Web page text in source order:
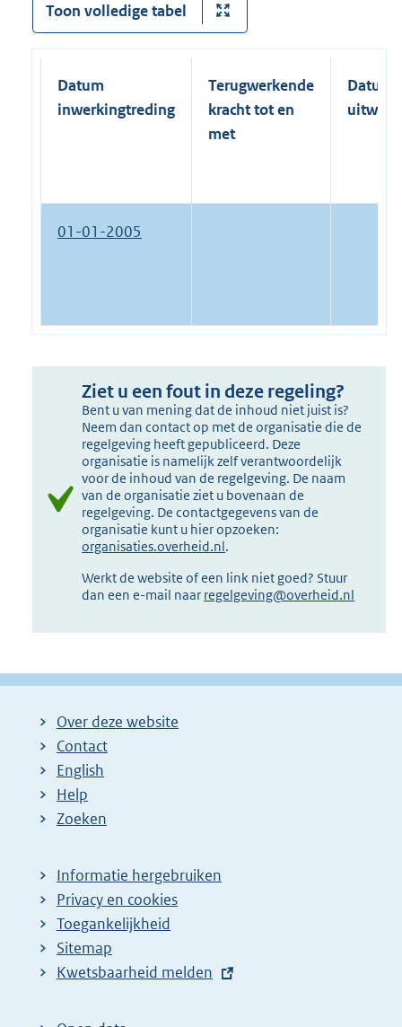
Toon volledige tabel
Datum
inwerkingtreding
Terugwerkende
kracht tot en
met
Datum
01-01-2005
Ziet u een fout in deze regeling?
Bent u van mening dat de inhoud niet juist is?
Neem dan contact op met de organisatie die de
regelgeving heeft gepubliceerd. Deze
organisatie is namelijk zelf verantwoordelijk
voor de inhoud van de regelgeving. De naam
van de organisatie ziet u bovenaan de
regelgeving. De contactgegevens van de
organisatie kunt u hier opzoeken:
organisaties.overheid.nl.
Werkt de website of een link niet goed? Stuur
dan een e-mail naar regelgeving@overheid.nl
Over deze website
Contact
English
Help
Zoeken
Informatie hergebruiken
Privacy en cookies
Toegankelijkheid
Sitemap
E
t
Kwetsbaarheid melden